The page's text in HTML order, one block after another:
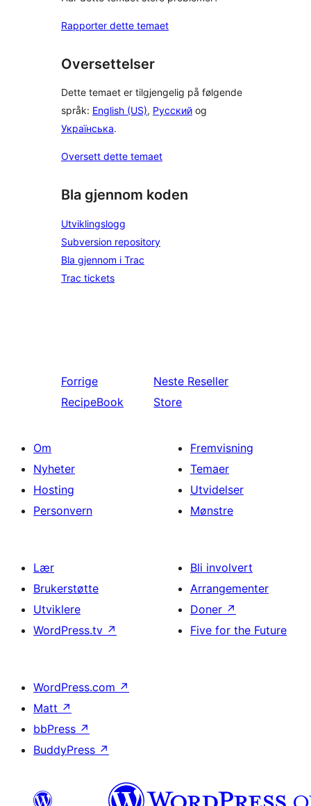
Rapporter dette temaet
Oversettelser
Dette temaet er tilgjengelig på følgende
språk: English (US), Русский og
Українська.
Oversett dette temaet
Bla gjennom koden
Utviklingslogg
Subversion repository
Bla gjennom i Trac
Trac tickets
Forrige
RecipeBook
Neste Reseller
Store
Om
Nyheter
Hosting
Personvern
Fremvisning
Temaer
Utvidelser
Mønstre
Lær
Brukerstøtte
Utviklere
WordPress.tv ↗
Bli involvert
Arrangementer
Doner ↗
Five for the Future
WordPress.com ↗
Matt ↗
bbPress ↗
BuddyPress ↗